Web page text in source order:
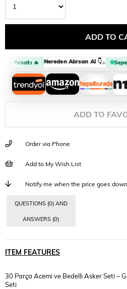
Fırsatı 🔥 Nereden Alırsan Al 👇 •
ADD TO
Order via Phone
Add to My Wish List
Notify me when the price goes down
QUESTIONS (0) AND
ANSWERS (0)
ITEM FEATURES
30 Parça Acemi ve Bedelli Asker Seti –
Seti